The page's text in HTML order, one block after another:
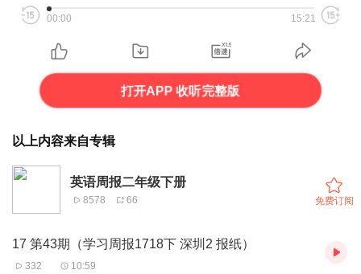
00:00 15:21
打开APP 收听完整版
以上内容来自专辑
英语周报二年级下册
8578 66 免费订阅
17 第43期（学习周报1718下 深圳2 报纸）
332 10:59